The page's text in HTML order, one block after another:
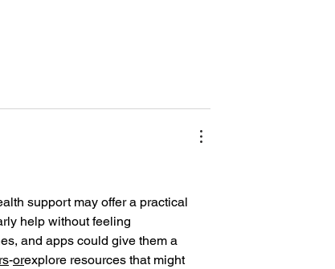
help without feeling
and apps could give them a
-orexplore resources that might